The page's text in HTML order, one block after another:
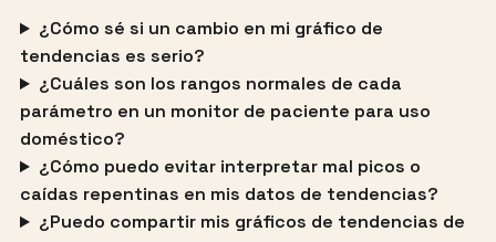
¿Cómo sé si un cambio en mi gráfico de
tendencias es serio?
¿Cuáles son los rangos normales de cada
parámetro en un monitor de paciente para uso
doméstico?
¿Cómo puedo evitar interpretar mal picos o
caídas repentinas en mis datos de tendencias?
¿Puedo compartir mis gráficos de tendencias de